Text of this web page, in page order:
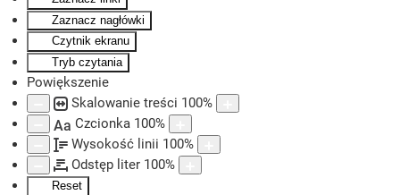
Zaznacz nagłówki
Czytnik ekranu
Tryb czytania
Powiększenie
Skalowanie treści 100%
Aa Czcionka 100%
Wysokość linii 100%
Odstęp liter 100%
Reset